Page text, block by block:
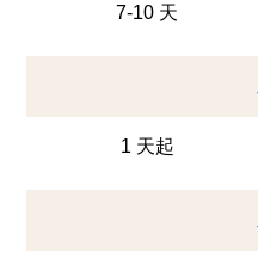
7-10 天
1 天起